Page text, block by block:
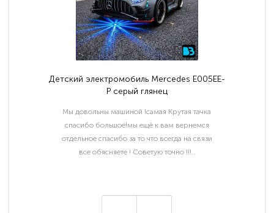
Детский электромобиль Mercedes E005EE-
P серый глянец
Мы довольны машиной !самая Крутая тачка
спасибо большое!мы ещё к вам вернемся
отдельное спасибо за то что всегда на связи
все обясняете ! Советую точно !!!..